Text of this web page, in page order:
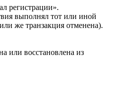
регистрации».
выполнял тот или иной
же транзакция отменена).
или восстановлена из